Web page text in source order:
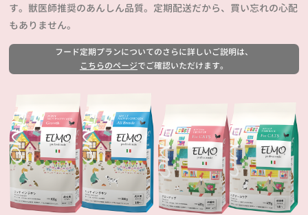
す。獣医師推奨のあんしん品質。定期配送だから、買い忘れの心配
もありません。
フード定期プランについてのさらに詳しいご説明は、
こちらのページでご確認いただけます。